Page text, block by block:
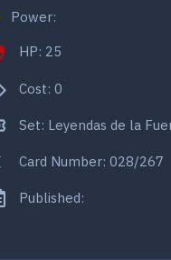
Power:
HP: 25
Cost: 0
Set: Leyendas de la
Card Number: 028/267
Published: